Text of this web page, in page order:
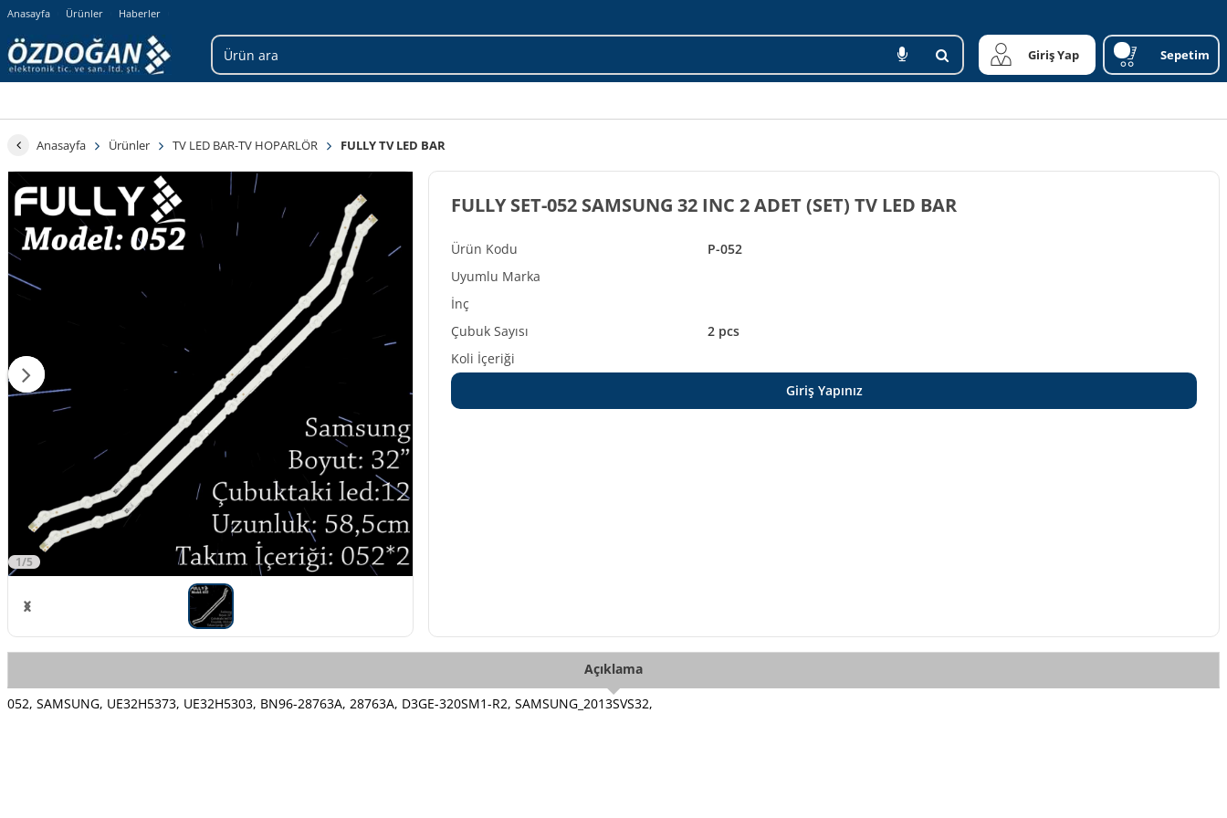
Anasayfa Ürünler Haberler
Giriş Yap Sepetim
Anasayfa Ürünler TV LED BAR-TV HOPARLÖR FULLY TV LED BAR
1/5
P-052
FULLY SET-052 SAMSUNG 32 INC 2 ADET (SET) TV LED BAR
2 pcs
Giriş Yapınız
Açıklama
052, SAMSUNG, UE32H5373, UE32H5303, BN96-28763A, 28763A, D3GE-320SM1-R2, SAMSUNG_2013SVS32,